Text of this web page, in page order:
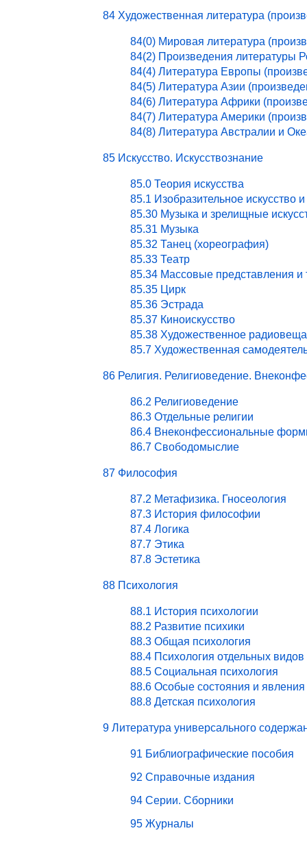
84 Художественная литература
84(0) Мировая литература
84(2) Произведения литературы
84(4) Литература Европы
84(5) Литература Азии
84(6) Литература Африки
84(7) Литература Америки
84(8) Литература Австралии и
85 Искусство. Искусствознание
85.0 Теория искусства
85.1 Изобразительное искусство и
85.30 Музыка и зрелищные
85.31 Музыка
85.32 Танец (хореография)
85.33 Театр
85.34 Массовые представления и
85.35 Цирк
85.36 Эстрада
85.37 Киноискусство
85.38 Художественное
85.7 Художественная
86 Религия. Религиоведение.
86.2 Религиоведение
86.3 Отдельные религии
86.4 Внеконфессиональные
86.7 Свободомыслие
87 Философия
87.2 Метафизика. Гносеология
87.3 История философии
87.4 Логика
87.7 Этика
87.8 Эстетика
88 Психология
88.1 История психологии
88.2 Развитие психики
88.3 Общая психология
88.4 Психология отдельных
88.5 Социальная психология
88.6 Особые состояния и явления
88.8 Детская психология
9 Литература универсального
91 Библиографические пособия
92 Справочные издания
94 Серии. Сборники
95 Журналы